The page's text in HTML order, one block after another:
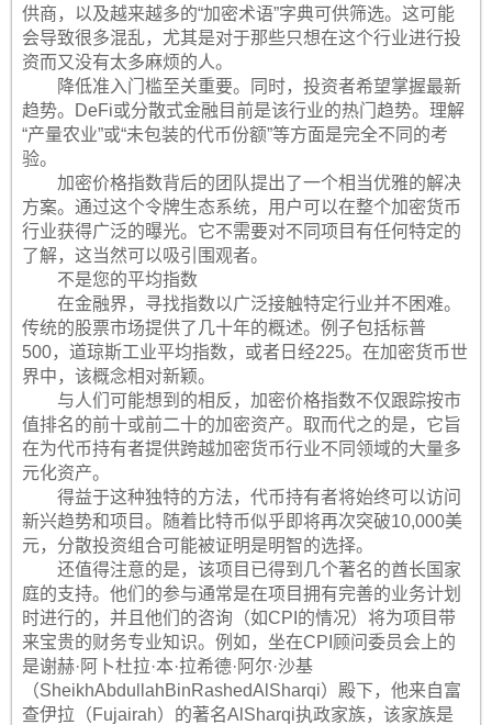
供商，以及越来越多的“加密术语”字典可供筛选。这可能
会导致很多混乱，尤其是对于那些只想在这个行业进行投
资而又没有太多麻烦的人。
降低准入门槛至关重要。同时，投资者希望掌握最新
趋势。DeFi或分散式金融目前是该行业的热门趋势。理解
“产量农业”或“未包装的代币份额”等方面是完全不同的考
验。
加密价格指数背后的团队提出了一个相当优雅的解决
方案。通过这个令牌生态系统，用户可以在整个加密货币
行业获得广泛的曝光。它不需要对不同项目有任何特定的
了解，这当然可以吸引围观者。
不是您的平均指数
在金融界，寻找指数以广泛接触特定行业并不困难。
传统的股票市场提供了几十年的概述。例子包括标普
500，道琼斯工业平均指数，或者日经225。在加密货币世
界中，该概念相对新颖。
与人们可能想到的相反，加密价格指数不仅跟踪按市
值排名的前十或前二十的加密资产。取而代之的是，它旨
在为代币持有者提供跨越加密货币行业不同领域的大量多
元化资产。
得益于这种独特的方法，代币持有者将始终可以访问
新兴趋势和项目。随着比特币似乎即将再次突破10,000美
元，分散投资组合可能被证明是明智的选择。
还值得注意的是，该项目已得到几个著名的酋长国家
庭的支持。他们的参与通常是在项目拥有完善的业务计划
时进行的，并且他们的咨询（如CPI的情况）将为项目带
来宝贵的财务专业知识。例如，坐在CPI顾问委员会上的
是谢赫·阿卜杜拉·本·拉希德·阿尔·沙基
（SheikhAbdullahBinRashedAlSharqi）殿下，他来自富
查伊拉（Fujairah）的著名AlSharqi执政家族，该家族是